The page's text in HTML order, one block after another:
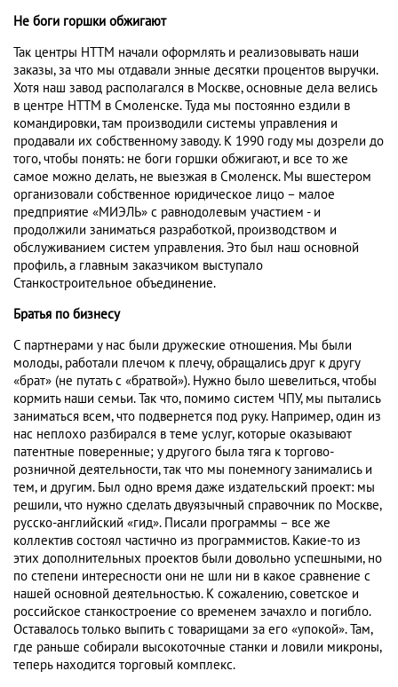
Не боги горшки обжигают
Так центры НТТМ начали оформлять и реализовывать наши
заказы, за что мы отдавали энные десятки процентов выручки.
Хотя наш завод располагался в Москве, основные дела велись
в центре НТТМ в Смоленске. Туда мы постоянно ездили в
командировки, там производили системы управления и
продавали их собственному заводу. К 1990 году мы дозрели до
того, чтобы понять: не боги горшки обжигают, и все то же
самое можно делать, не выезжая в Смоленск. Мы вшестером
организовали собственное юридическое лицо – малое
предприятие «МИЭЛЬ» с равнодолевым участием - и
продолжили заниматься разработкой, производством и
обслуживанием систем управления. Это был наш основной
профиль, а главным заказчиком выступало
Станкостроительное объединение.
Братья по бизнесу
С партнерами у нас были дружеские отношения. Мы были
молоды, работали плечом к плечу, обращались друг к другу
«брат» (не путать с «братвой»). Нужно было шевелиться, чтобы
кормить наши семьи. Так что, помимо систем ЧПУ, мы пытались
заниматься всем, что подвернется под руку. Например, один из
нас неплохо разбирался в теме услуг, которые оказывают
патентные поверенные; у другого была тяга к торгово-
розничной деятельности, так что мы понемногу занимались и
тем, и другим. Был одно время даже издательский проект: мы
решили, что нужно сделать двуязычный справочник по Москве,
русско-английский «гид». Писали программы – все же
коллектив состоял частично из программистов. Какие-то из
этих дополнительных проектов были довольно успешными, но
по степени интересности они не шли ни в какое сравнение с
нашей основной деятельностью. К сожалению, советское и
российское станкостроение со временем зачахло и погибло.
Оставалось только выпить с товарищами за его «упокой». Там,
где раньше собирали высокоточные станки и ловили микроны,
теперь находится торговый комплекс.